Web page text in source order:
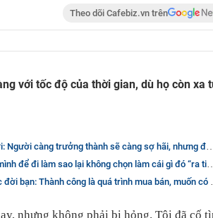
Theo dõi Cafebiz.vn trên
với tốc độ của thời gian, dù họ còn xa
trưởng thành sẽ càng sợ hãi, nhưng đừng sợ hãi cả đời!
đi làm sao lại không chọn làm cái gì đó “ra tiền” và “vui”?
trình mua bán, muốn có được bất cứ thứ gì thì bạn đều phải trả giá xứng đáng!
nhưng không phải bị hỏng. Tôi đã cố